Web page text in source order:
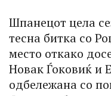
Шпанецот цела
тесна битка со
место откако
Новак Ѓоковиќ и
одбележана со